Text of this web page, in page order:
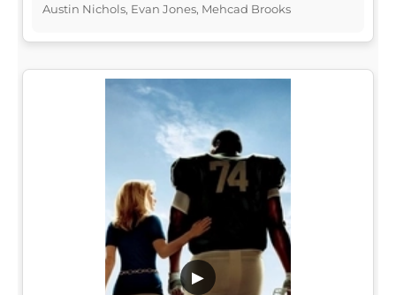
Austin Nichols, Evan Jones, Mehcad Brooks
▶